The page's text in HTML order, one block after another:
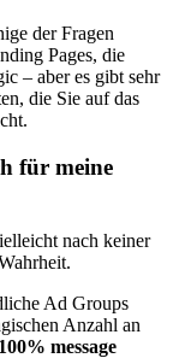
der Fragen
Pages, die
– aber es gibt sehr
die Sie auf das
für meine
nach keiner
Ad Groups
Anzahl an
100% message